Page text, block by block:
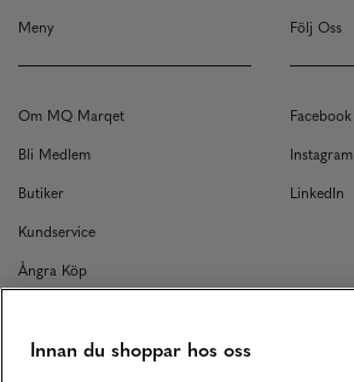
Meny
Om MQ Marqet
Bli Medlem
Butiker
Kundservice
Ångra Köp
Returer
Följ Oss
Facebook
Instagram
LinkedIn
Innan du shoppar hos oss